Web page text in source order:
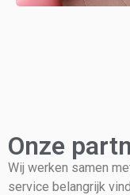
Onze
Wij werken samen
service belangrijk